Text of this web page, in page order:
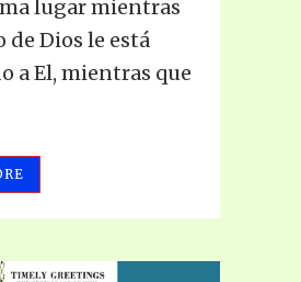
lugar mientras
de Dios le está
a El, mientras que